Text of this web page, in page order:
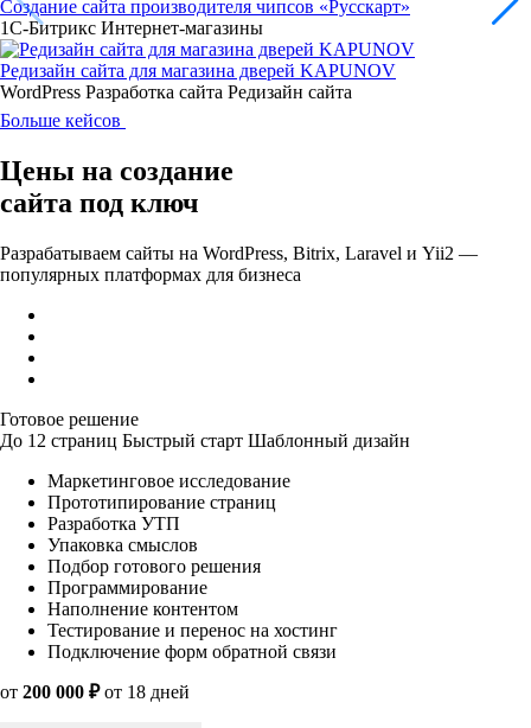
Создание сайта производителя чипсов «Русскарт»
1С-Битрикс Интернет-магазины
Редизайн сайта для магазина дверей KAPUNOV
WordPress Разработка сайта Редизайн сайта
Больше кейсов
Цены на создание
сайта под ключ
Разрабатываем сайты на WordPress, Bitrix, Laravel и Yii2 —
популярных платформах для бизнеса
Готовое решение
До 12 страниц Быстрый старт Шаблонный дизайн
Маркетинговое исследование
Прототипирование страниц
Разработка УТП
Упаковка смыслов
Подбор готового решения
Программирование
Наполнение контентом
Тестирование и перенос на хостинг
Подключение форм обратной связи
от 200 000 ₽от 18 дней